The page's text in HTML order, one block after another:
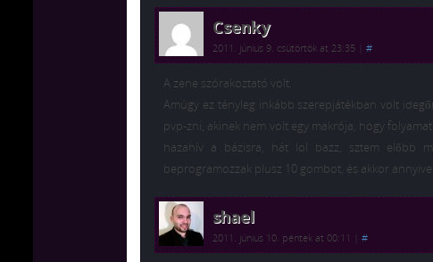
Csenky
2011. június 9. csütörtök at 23:35 #
A zene szórakoztató volt.
Amúgy ez tényleg inkább szerepjátékban volt
pvp-zni, akinek nem volt egy makrója, hogy
hazahív a bázisra, hát lol bazz, sztem előbb
beprogramozzak plusz 10 gombot, és akkor
shael
2011. június 10. péntek at 00:11 #